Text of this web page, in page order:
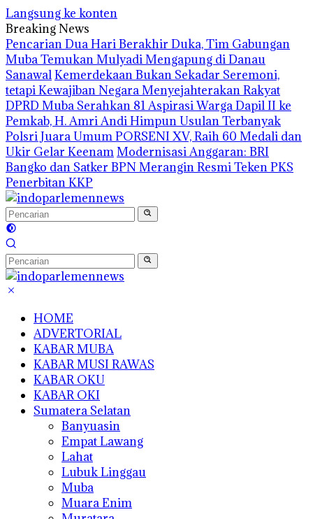
Langsung ke konten
Breaking News
Pencarian Dua Hari Berakhir Duka, Tim Gabungan
Muba Temukan Mulyadi Mengapung di Danau
SanawalKemerdekaan Bukan Sekadar Seremoni,
tetapi Kewajiban Negara Menyejahterakan Rakyat
DPRD Muba Serahkan 81 Aspirasi Warga Dapil II ke
Pemkab, H. Amri Andi Himpun Usulan Terbanyak
Polsri Juara Umum PORSENI XV, Raih 60 Medali dan
Ukir Gelar KeenamModernisasi Anggaran: BRI
Bangko dan Satker BPN Merangin Resmi Teken PKS
Penerbitan KKP
HOME
ADVERTORIAL
KABAR MUBA
KABAR MUSI RAWAS
KABAR OKU
KABAR OKI
Sumatera Selatan
Banyuasin
Empat Lawang
Lahat
Lubuk Linggau
Muba
Muara Enim